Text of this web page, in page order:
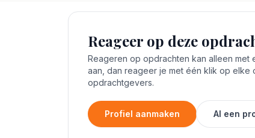
Reageer op deze
Reageren op opdrachten kan alleen met
aan, dan reageer je met één klik op
opdrachtgevers.
Profiel aanmaken Al een